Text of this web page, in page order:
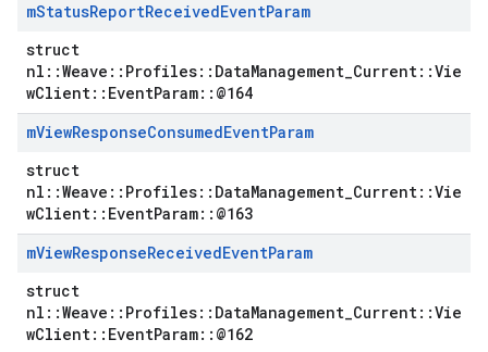
mStatusReportReceivedEventParam
struct
nl::Weave::Profiles::DataManagement_Current::Vie
wClient::EventParam::@164
mViewResponseConsumedEventParam
struct
nl::Weave::Profiles::DataManagement_Current::Vie
wClient::EventParam::@163
mViewResponseReceivedEventParam
struct
nl::Weave::Profiles::DataManagement_Current::Vie
wClient::EventParam::@162